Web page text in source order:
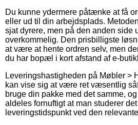
Du kunne ydermere påtænke at få
eller ud til din arbejdsplads.
sjat dyrere, men på den anden side
overkommelig. Den prisbilligste
at være at hente ordren selv, men
du har bopæl i kort afstand af e-
Leveringshastigheden på Møbler >
kan vise sig at være ret væsentlig
bruge din pakke med det samme,
aldeles fornuftigt at man studerer
leveringstidspunkt ved den